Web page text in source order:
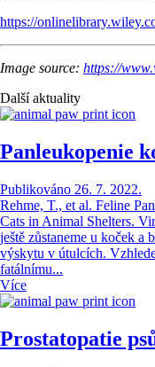
https://
Image source: https://
Další aktuality
Panleukopenie
Publikováno 26. 7. 2022.
Rehme, T., et al. Feline
Cats in Animal Shelters.
ještě zůstaneme u koček a
výskytu v útulcích.
fatálnímu...
Více
Prostatopatie